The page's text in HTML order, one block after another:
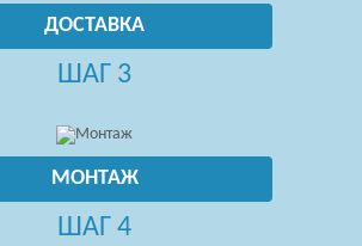
ДОСТАВКА
ШАГ 3
МОНТАЖ
ШАГ 4